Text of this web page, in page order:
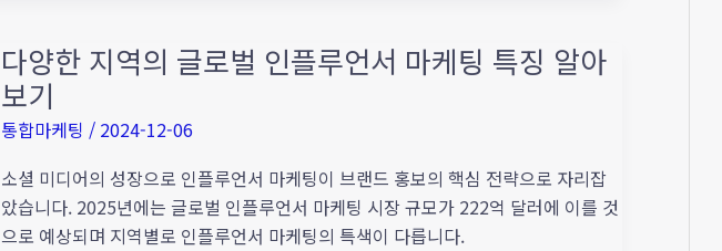
다양한 지역의 글로벌 인플루언서 마케팅 특징 알아
보기
통합마케팅 / 2024-12-06
소셜 미디어의 성장으로 인플루언서 마케팅이 브랜드 홍보의 핵심 전략으로 자리잡
았습니다. 2025년에는 글로벌 인플루언서 마케팅 시장 규모가 222억 달러에 이를 것
으로 예상되며 지역별로 인플루언서 마케팅의 특색이 다릅니다.
다
양
한
지
역
의
글